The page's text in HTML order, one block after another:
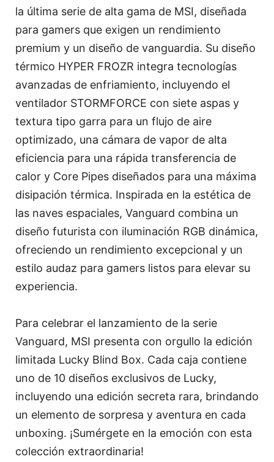
la última serie de alta gama de MSI, diseñada
para gamers que exigen un rendimiento
premium y un diseño de vanguardia. Su diseño
térmico HYPER FROZR integra tecnologías
avanzadas de enfriamiento, incluyendo el
ventilador STORMFORCE con siete aspas y
textura tipo garra para un flujo de aire
optimizado, una cámara de vapor de alta
eficiencia para una rápida transferencia de
calor y Core Pipes diseñados para una máxima
disipación térmica. Inspirada en la estética de
las naves espaciales, Vanguard combina un
diseño futurista con iluminación RGB dinámica,
ofreciendo un rendimiento excepcional y un
estilo audaz para gamers listos para elevar su
experiencia.
Para celebrar el lanzamiento de la serie
Vanguard, MSI presenta con orgullo la edición
limitada Lucky Blind Box. Cada caja contiene
uno de 10 diseños exclusivos de Lucky,
incluyendo una edición secreta rara, brindando
un elemento de sorpresa y aventura en cada
unboxing. ¡Sumérgete en la emoción con esta
colección extraordinaria!